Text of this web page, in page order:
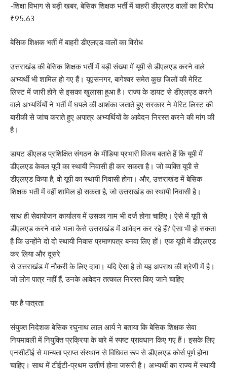
-शिक्षा विभाग से बड़ी खबर, बेसिक शिक्षक भर्ती में बाहरी डीएलएड वालों का विरोध
₹95.63
बेसिक शिक्षक भर्ती में बाहरी डीएलएड वालों का विरोध
उत्तराखंड की बेसिक शिक्षक भर्ती में बड़ी संख्या में यूपी से डीएलएड करने वाले
अभ्यर्थी भी शामिल हो गए हैं। यूएसनगर, बागेश्वर समेत कुछ जिलों की मेरिट
लिस्ट में जारी होने से इसका खुलासा हुआ है। राज्य के डायट से डीएलएड करने
वाले अभ्यर्थियों ने भर्ती में घपले की आशंका जताते हुए सरकार ने मेरिट लिस्ट की
बारीकी से जांच कराते हुए अपात्र अभ्यर्थियों के आवेदन निरस्त करने की मांग की
है।
डायट डीएलड प्रशिक्षित संगठन के मीडिया प्रभारी विजय बताते हैं कि यूपी में
डीएलएड केवल यूपी का स्थायी निवासी ही कर सकता है। जो व्यक्ति यूपी से
डीएलएड किया है, वो यूपी का स्थायी निवासी होगा। और, उत्तराखंड में बेसिक
शिक्षक भती में वहीं शामिल हो सकता है, जो उत्तराखंड का स्थायी निवासी है।
साथ ही सेवायोजन कार्यालय में उसका नाम भी दर्ज होना चाहिए। ऐसे में यूपी से
डीएलएड करने वाले भला कैसे उत्तराखंड में आवेदन कर रहे हैं? ऐसा भी हो सकता
है कि उन्होंने दो दो स्थायी निवास प्रमाणपत्र बनवा लिए हों। एक यूपी में डीएलएड
कर लिया और दूसरे
से उत्तराखंड में नौकरी के लिए दावा। यदि ऐसा है तो यह अपराध की श्रेणी में है।
जो लोग पात्र नहीं हैं, उनके आवेदन तत्काल निरस्त किए जाने चाहिए
यह है पात्रता
संयुक्त निदेशक बेसिक रघुनाथ लाल आर्य ने बताया कि बेसिक शिक्षक सेवा
नियमावली में नियुक्ति प्रक्रिया के बारे में स्पष्ट प्रावधान किए गए हैं। इसके लिए
एनसीटीई से मान्यता प्राप्त संस्थान से विधिवत रूप से डीएलएड कोर्स पूर्ण होना
चाहिए। साथ में टीईटी-प्रथम उत्तीर्ण होना जरूरी है। अभ्यर्थी का राज्य में स्थायी